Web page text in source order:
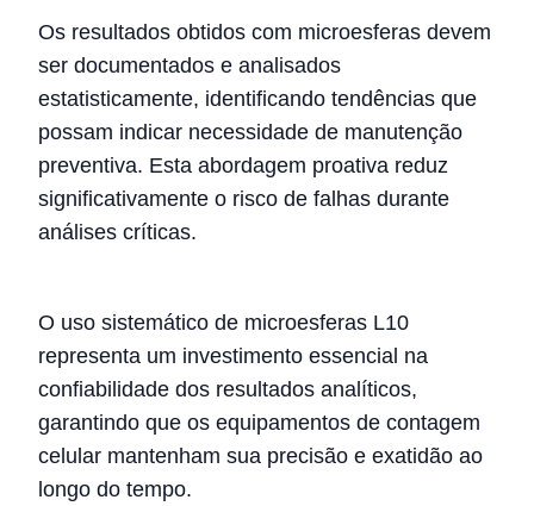
Os resultados obtidos com microesferas devem
ser documentados e analisados
estatisticamente, identificando tendências que
possam indicar necessidade de manutenção
preventiva. Esta abordagem proativa reduz
significativamente o risco de falhas durante
análises críticas.
O uso sistemático de microesferas L10
representa um investimento essencial na
confiabilidade dos resultados analíticos,
garantindo que os equipamentos de contagem
celular mantenham sua precisão e exatidão ao
longo do tempo.